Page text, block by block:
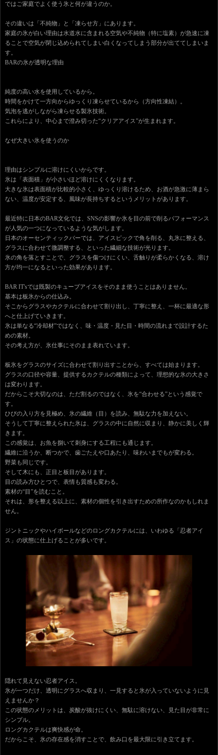
ではご家庭でよく使う氷と何が違うのか。
その違いは「不純物」と「凍らせ方」にあります。
家庭の氷が白い理由は水道水に含まれる空気や不純物（特に塩素）が急速に凍
ることで空気が閉じ込められてしまい白くなってしまう部分が出ててしまいま
す。
BARの氷が透明な理由
純度の高い水を使用しているから。
時間をかけて一方向からゆっくり凍らせているから（方向性凍結）。
気泡を逃がしながら凍らせる製氷技術。
これらにより、中心まで澄み切った“クリアアイス”が生まれます。
なぜ大きい氷を使うのか
理由はシンプルに溶けにくいからです。
氷は「表面積」が小さいほど溶けにくくなります。
大きな氷は表面積が比較的小さく、ゆっくり溶けるため、お酒が急激に薄まら
ない、温度が安定する、風味が長持ちするというメリットがあります。
最近特に日本のBAR文化では、SNSの影響か氷を目の前で削るパフォーマンス
が人気の一つになっているような気がします。
日本のオーセンティックバーでは、アイスピックで角を削る、丸氷に整える、
グラスに合わせて微調整する、といった繊細な技術が光ります。
氷の角を落とすことで、グラスを傷つけにくい、舌触りが柔らかくなる、溶け
方が均一になるといった効果があります。
BAR IT'sでは既製のキューブアイスをそのまま使うことはありません。
基本は板氷からの仕込み。
そこからグラスやカクテルに合わせて割り出し、丁寧に整え、一杯に最適な形
へと仕上げていきます。
氷は単なる“冷却材”ではなく、味・温度・見た目・時間の流れまで設計するた
めの素材。
その考え方が、氷仕事にそのまま表れています。
板氷をグラスのサイズに合わせて割り出すことから、すべては始まります。
グラスの口径や容量、提供するカクテルの種類によって、理想的な氷の大きさ
は変わります。
だからこそ大切なのは、ただ割るのではなく、氷を“合わせる”という感覚で
す。
ひびの入り方を見極め、氷の繊維（目）を読み、無駄な力を加えない。
そうして丁寧に整えられた氷は、グラスの中に自然に収まり、静かに美しく輝
きます。
この感覚は、お魚を捌いて刺身にする工程にも通じます。
繊維に沿うか、断つかで、歯ごたえや口あたり、味わいまでもが変わる。
野菜も同じです。
そして木にも、正目と板目があります。
目の読み方ひとつで、表情も質感も変わる。
素材の“目”を読むこと。
それは、形を整える以上に、素材の個性を引き出すための所作なのかもしれま
せん。
ジントニックやハイボールなどのロングカクテルには、いわゆる「忍者アイ
ス」の状態に仕上げることが多いです。
隠れて見えない忍者アイス。
氷が一つだけ、透明にグラスへ収まり、一見すると氷が入っていないように見
えませんか？
この状態のメリットは、炭酸が抜けにくい、無駄に溶けない、見た目が非常に
シンプル。
ロングカクテルは爽快感が命。
だからこそ、氷の存在感を消すことで、飲み口を最大限に引き立てます。